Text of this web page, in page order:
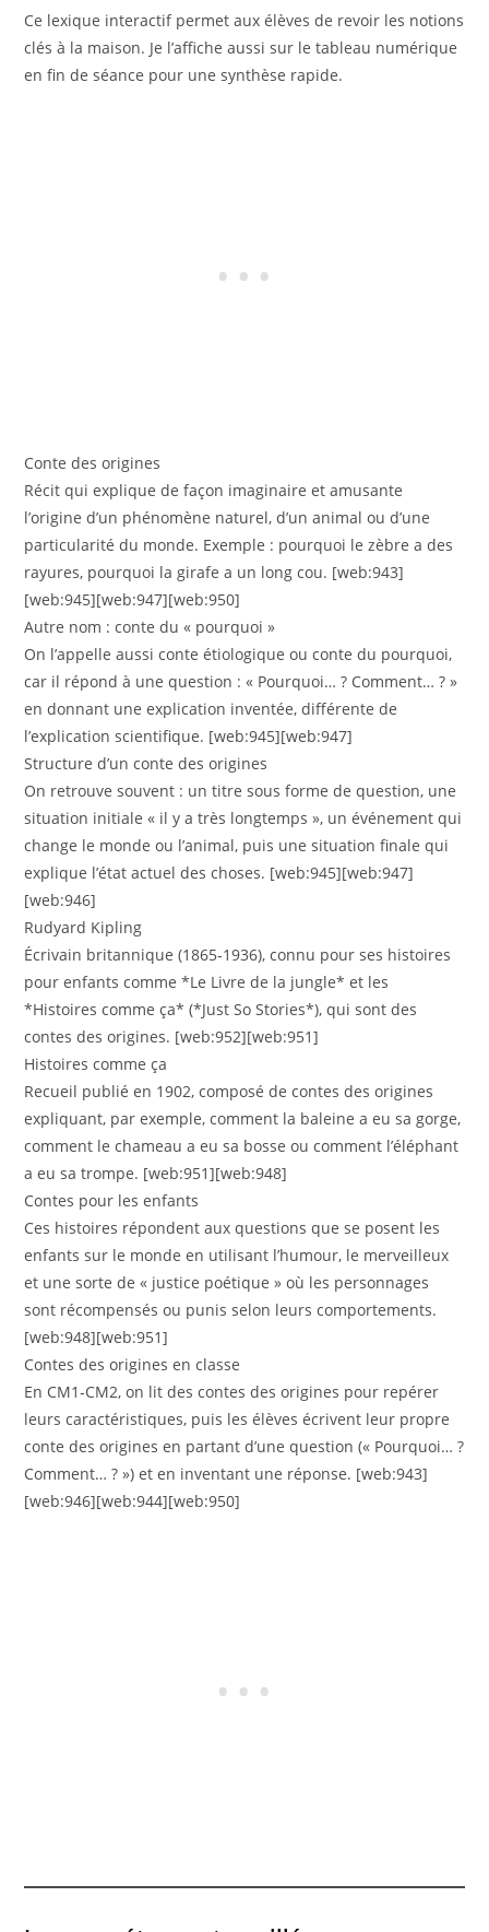
Ce lexique interactif permet aux élèves de revoir les notions
clés à la maison. Je l’affiche aussi sur le tableau numérique
en fin de séance pour une synthèse rapide.
Conte des origines
Récit qui explique de façon imaginaire et amusante
l’origine d’un phénomène naturel, d’un animal ou d’une
particularité du monde. Exemple : pourquoi le zèbre a des
rayures, pourquoi la girafe a un long cou. [web:943]
[web:945][web:947][web:950]
Autre nom : conte du « pourquoi »
On l’appelle aussi conte étiologique ou conte du pourquoi,
car il répond à une question : « Pourquoi… ? Comment… ? »
en donnant une explication inventée, différente de
l’explication scientifique. [web:945][web:947]
Structure d’un conte des origines
On retrouve souvent : un titre sous forme de question, une
situation initiale « il y a très longtemps », un événement qui
change le monde ou l’animal, puis une situation finale qui
explique l’état actuel des choses. [web:945][web:947]
[web:946]
Rudyard Kipling
Écrivain britannique (1865‑1936), connu pour ses histoires
pour enfants comme *Le Livre de la jungle* et les
*Histoires comme ça* (*Just So Stories*), qui sont des
contes des origines. [web:952][web:951]
Histoires comme ça
Recueil publié en 1902, composé de contes des origines
expliquant, par exemple, comment la baleine a eu sa gorge,
comment le chameau a eu sa bosse ou comment l’éléphant
a eu sa trompe. [web:951][web:948]
Contes pour les enfants
Ces histoires répondent aux questions que se posent les
enfants sur le monde en utilisant l’humour, le merveilleux
et une sorte de « justice poétique » où les personnages
sont récompensés ou punis selon leurs comportements.
[web:948][web:951]
Contes des origines en classe
En CM1‑CM2, on lit des contes des origines pour repérer
leurs caractéristiques, puis les élèves écrivent leur propre
conte des origines en partant d’une question (« Pourquoi… ?
Comment… ? ») et en inventant une réponse. [web:943]
[web:946][web:944][web:950]